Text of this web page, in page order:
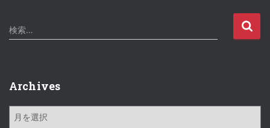
検
索
検索…
Archives